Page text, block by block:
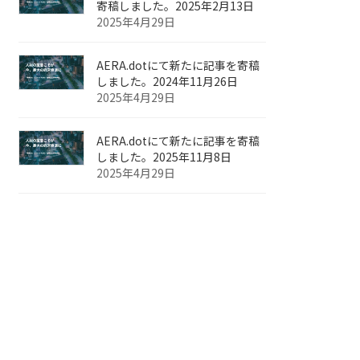
寄稿しました。2025年2月13日
2025年4月29日
AERA.dotにて新たに記事を寄稿
しました。2024年11月26日
2025年4月29日
AERA.dotにて新たに記事を寄稿
しました。2025年11月8日
2025年4月29日